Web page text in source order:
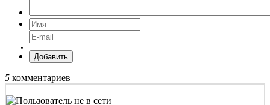
Добавить
5 комментариев